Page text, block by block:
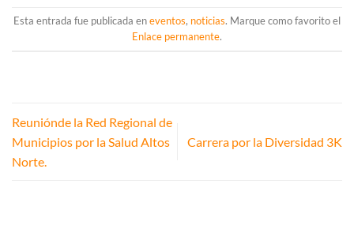
Esta entrada fue publicada eneventos, noticias. Marque como favorito el
Enlace permanente.
Reuniónde la Red Regional de
Municipios por la Salud Altos
Norte.
Carrera por la Diversidad 3K